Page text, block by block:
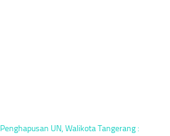
Penghapusan UN, Walikota Tangerang :